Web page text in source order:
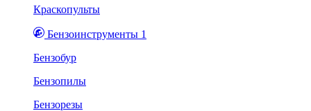
Краскопульты
Бензоинструменты 1
Бензобур
Бензопилы
Бензорезы